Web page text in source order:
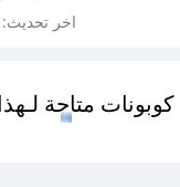
اخر تحديث: 07/08/